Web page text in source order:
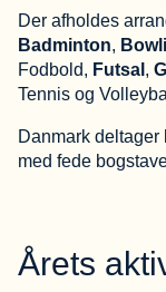
Der afholdes
Badminton,
Fodbold, Futsal ,
Tennis og
Danmark
med fede
Årets